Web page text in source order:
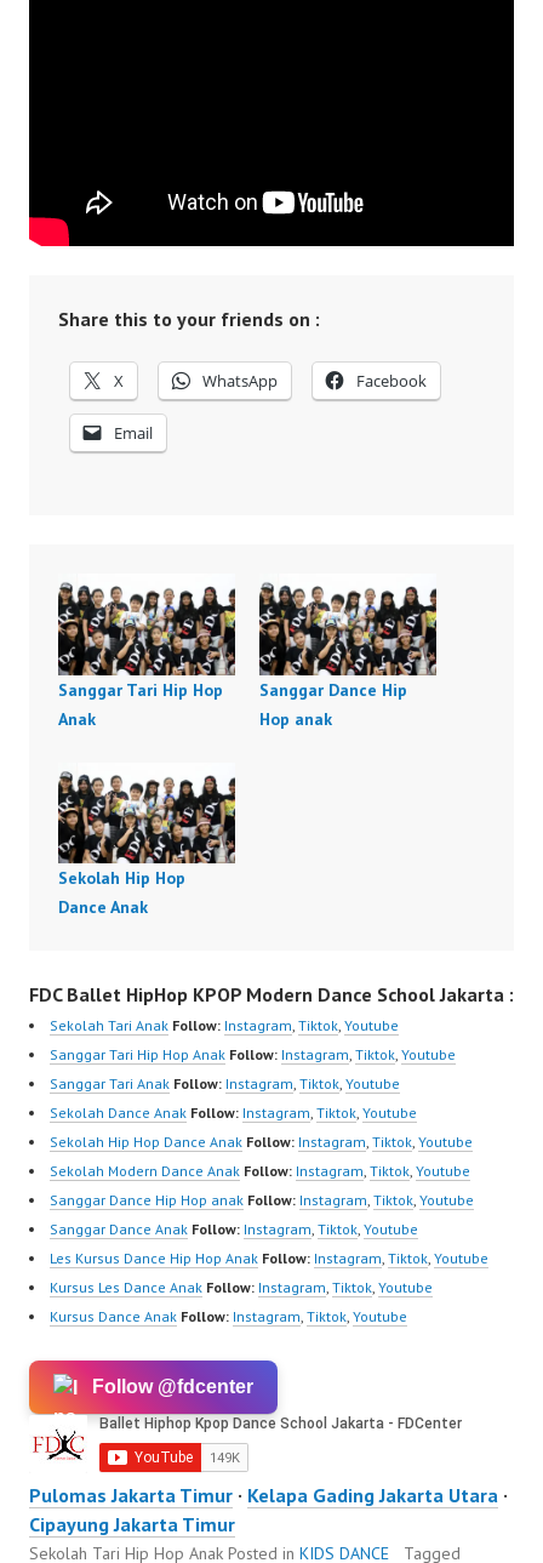
Share this to your friends on :
X WhatsApp Facebook
Email
Sanggar Tari Hip Hop
Anak
Sanggar Dance Hip
Hop anak
Sekolah Hip Hop
Dance Anak
FDC Ballet HipHop KPOP Modern Dance School Jakarta :
Sekolah Tari Anak Follow: Instagram, Tiktok, Youtube
Sanggar Tari Hip Hop Anak Follow: Instagram, Tiktok, Youtube
Sanggar Tari Anak Follow: Instagram, Tiktok, Youtube
Sekolah Dance Anak Follow: Instagram, Tiktok, Youtube
Sekolah Hip Hop Dance Anak Follow: Instagram, Tiktok, Youtube
Sekolah Modern Dance Anak Follow: Instagram, Tiktok, Youtube
Sanggar Dance Hip Hop anak Follow: Instagram, Tiktok, Youtube
Sanggar Dance Anak Follow: Instagram, Tiktok, Youtube
Les Kursus Dance Hip Hop Anak Follow: Instagram, Tiktok, Youtube
Kursus Les Dance Anak Follow: Instagram, Tiktok, Youtube
Kursus Dance Anak Follow: Instagram, Tiktok, Youtube
Follow @fdcenter
Pulomas Jakarta Timur · Kelapa Gading Jakarta Utara ·
Cipayung Jakarta Timur
Sekolah Tari Hip Hop Anak Posted in KIDS DANCE Tagged